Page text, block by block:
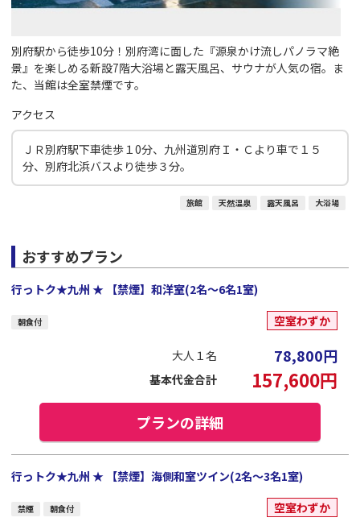
別府駅から徒歩10分！別府湾に面した『源泉かけ流しパノラマ絶
景』を楽しめる新設7階大浴場と露天風呂、サウナが人気の宿。ま
た、当館は全室禁煙です。
アクセス
ＪＲ別府駅下車徒歩１0分、九州道別府Ｉ・Ｃより車で１５
分、別府北浜バスより徒歩３分。
旅館 天然温泉 露天風呂 大浴場
おすすめプラン
行っトク★九州 ★ 【禁煙】和洋室(2名～6名1室)
朝食付 空室わずか
大人１名 78,800円
基本代金合計 157,600円
プランの詳細
行っトク★九州 ★ 【禁煙】海側和室ツイン(2名～3名1室)
禁煙 朝食付 空室わずか